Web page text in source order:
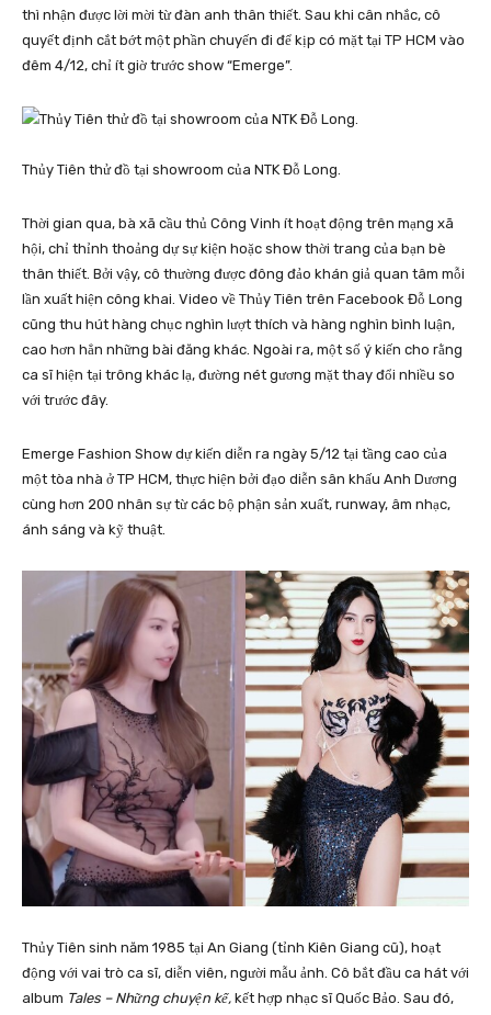
thì nhận được lời mời từ đàn anh thân thiết. Sau khi cân nhắc, cô
quyết định cắt bớt một phần chuyến đi để kịp có mặt tại TP HCM vào
đêm 4/12, chỉ ít giờ trước show “Emerge”.
Thủy Tiên thử đồ tại showroom của NTK Đỗ Long.
Thời gian qua, bà xã cầu thủ Công Vinh ít hoạt động trên mạng xã
hội, chỉ thỉnh thoảng dự sự kiện hoặc show thời trang của bạn bè
thân thiết. Bởi vậy, cô thường được đông đảo khán giả quan tâm mỗi
lần xuất hiện công khai. Video về Thủy Tiên trên Facebook Đỗ Long
cũng thu hút hàng chục nghìn lượt thích và hàng nghìn bình luận,
cao hơn hẳn những bài đăng khác. Ngoài ra, một số ý kiến cho rằng
ca sĩ hiện tại trông khác lạ, đường nét gương mặt thay đổi nhiều so
với trước đây.
Emerge Fashion Show dự kiến diễn ra ngày 5/12 tại tầng cao của
một tòa nhà ở TP HCM, thực hiện bởi đạo diễn sân khấu Anh Dương
cùng hơn 200 nhân sự từ các bộ phận sản xuất, runway, âm nhạc,
ánh sáng và kỹ thuật.
Thủy Tiên sinh năm 1985 tại An Giang (tỉnh Kiên Giang cũ), hoạt
động với vai trò ca sĩ, diễn viên, người mẫu ảnh. Cô bắt đầu ca hát với
album Tales – Những chuyện kể, kết hợp nhạc sĩ Quốc Bảo. Sau đó,